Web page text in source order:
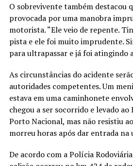
O sobrevivente também destacou
provocada por uma manobra
motorista. “Ele veio de repente.
pista e ele foi muito imprudente.
para ultrapassar e já foi atingindo
As circunstâncias do acidente
autoridades competentes. Um
estava em uma caminhonete
chegou a ser socorrido e levado
Porto Nacional, mas não resistiu
morreu horas após dar entrada na
De acordo com a Polícia